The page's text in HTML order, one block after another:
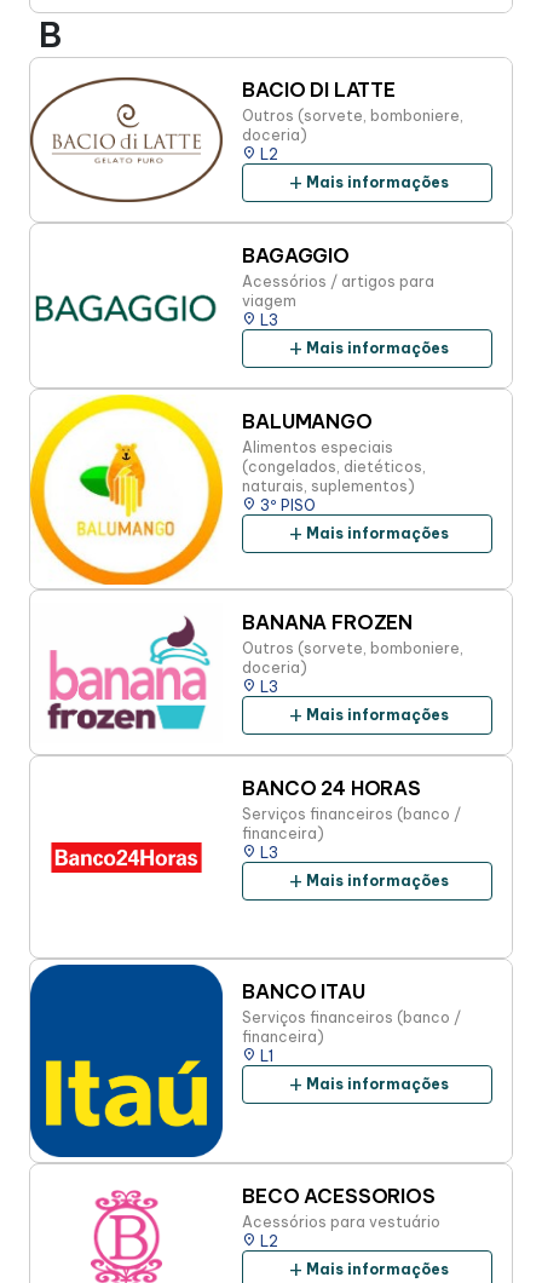
B
BACIO DI LATTE
Outros (sorvete, bomboniere,
doceria)
place L2
add Mais informações
BAGAGGIO
Acessórios / artigos para
viagem
place L3
add Mais informações
BALUMANGO
Alimentos especiais
(congelados, dietéticos,
naturais, suplementos)
place 3º PISO
add Mais informações
BANANA FROZEN
Outros (sorvete, bomboniere,
doceria)
place L3
add Mais informações
BANCO 24 HORAS
Serviços financeiros (banco /
financeira)
place L3
add Mais informações
BANCO ITAU
Serviços financeiros (banco /
financeira)
place L1
add Mais informações
BECO ACESSORIOS
Acessórios para vestuário
place L2
add Mais informações